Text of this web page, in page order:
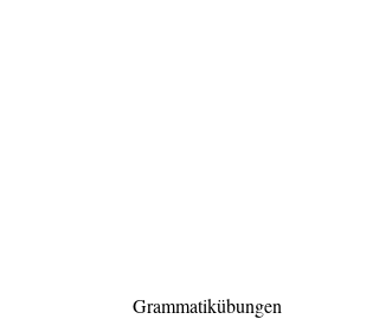
Grammatikübungen